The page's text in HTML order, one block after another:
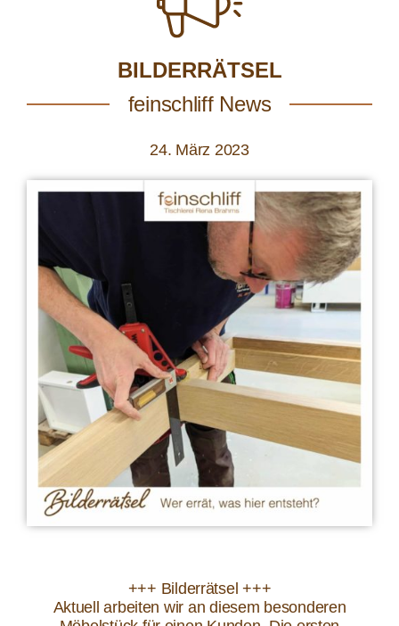
BILDERRÄTSEL
feinschliff News
24. März 2023
+++ Bilderrätsel +++
Aktuell arbeiten wir an diesem besonderen